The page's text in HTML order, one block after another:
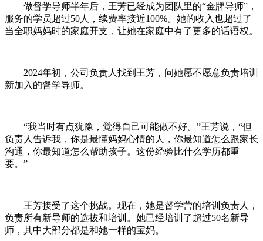
做督学导师半年后，王芳已经成为团队里的“金牌导师”，
服务的学员超过50人，续费率接近100%。她的收入也超过了
当全职妈妈时的家庭开支，让她在家庭中有了更多的话语权。
2024年初，公司负责人找到王芳，问她愿不愿意负责培训
新加入的督学导师。
“我当时有点犹豫，觉得自己可能做不好。”王芳说，“但
负责人告诉我，你是最懂妈妈心情的人，你最知道怎么跟家长
沟通，你最知道怎么帮助孩子。这份经验比什么学历都重
要。”
王芳接受了这个挑战。现在，她是督学营的培训负责人，
负责所有新导师的选拔和培训。她已经培训了超过50名新导
师，其中大部分都是和她一样的宝妈。